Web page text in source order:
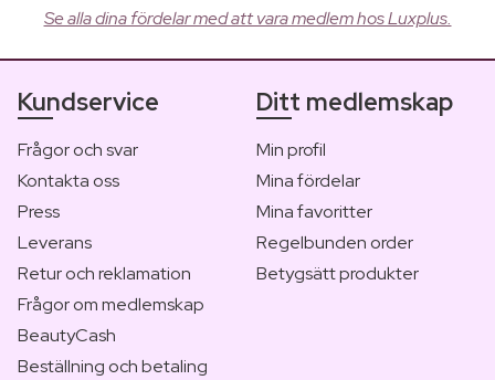
Se alla dina fördelar med att vara medlem hos Luxplus.
Kundservice
Frågor och svar
Kontakta oss
Press
Leverans
Retur och reklamation
Frågor om medlemskap
BeautyCash
Beställning och betaling
Ditt medlemskap
Min profil
Mina fördelar
Mina favoritter
Regelbunden order
Betygsätt produkter